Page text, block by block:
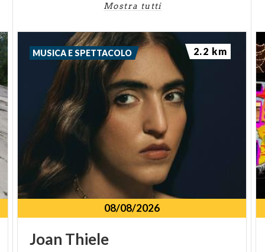
Mostra tutti
08/08/2026
Joan Thiele
MUSICA E SPETTACOLO 2.2 km